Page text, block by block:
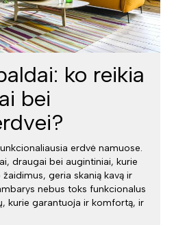
ko reikia
bei
erdvė namuose.
draugai bei augintiniai, kurie
geria skanią kavą ir
nebus toks funkcionalus
kurie garantuoja ir komfortą, ir